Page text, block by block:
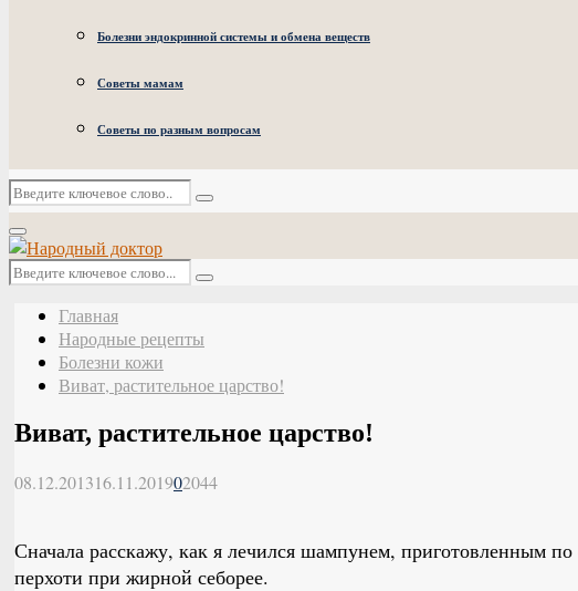
Болезни эндокринной системы и обмена веществ
Советы мамам
Советы по разным вопросам
Искать:
Поиск
Основное
меню
Искать:
Поиск
Главная
Народные рецепты
Болезни кожи
Виват, растительное царство!
Виват, растительное царство!
08.12.201316.11.201902044
Сначала расскажу, как я лечился шампунем, приготовленным
перхоти при жирной себорее.